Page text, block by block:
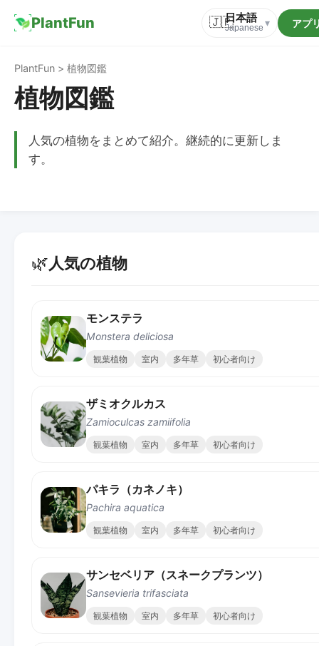
PlantFun 🇯🇵日本語
Japanese ▾ アプ
PlantFun > 植物図鑑
植物図鑑
人気の植物をまとめて紹介。継続的に更新しま
す。
🌿人気の植物
モンステラ
Monstera deliciosa
観葉植物 室内 多年草 初心者向け
ザミオクルカス
Zamioculcas zamiifolia
観葉植物 室内 多年草 初心者向け
パキラ（カネノキ）
Pachira aquatica
観葉植物 室内 多年草 初心者向け
サンセベリア（スネークプランツ）
Sansevieria trifasciata
観葉植物 室内 多年草 初心者向け